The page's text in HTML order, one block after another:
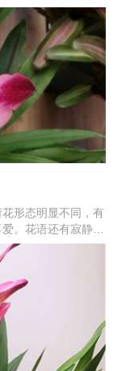
需要施肥。可以适
。
形态明显不同，有
。花语还有寂静，
使两人的关系更
很有涵养。